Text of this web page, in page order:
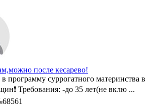
после кесарево!
программу суррогатного материнства в
Требования: -до 35 лет(не вклю ...